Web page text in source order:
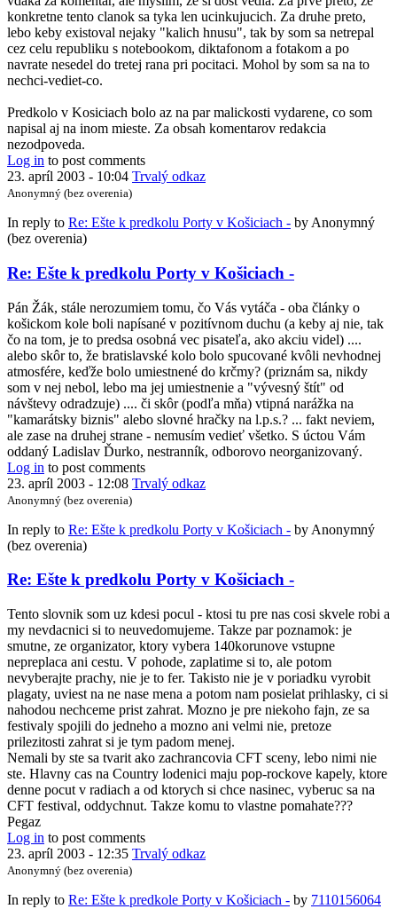
konkretne tento clanok sa tyka len ucinkujucich. Za druhe preto,
lebo keby existoval nejaky "kalich hnusu", tak by som sa netrepal
cez celu republiku s notebookom, diktafonom a fotakom a po
navrate nesedel do tretej rana pri pocitaci. Mohol by som sa na to
nechci-vediet-co.
Predkolo v Kosiciach bolo az na par malickosti vydarene, co som
napisal aj na inom mieste. Za obsah komentarov redakcia
nezodpoveda.
Log in to post comments
23. apríl 2003 - 10:04 Trvalý odkaz
Anonymný (bez overenia)
In reply to Re: Ešte k predkolu Porty v Košiciach - by Anonymný
(bez overenia)
Re: Ešte k predkolu Porty v Košiciach -
Pán Žák, stále nerozumiem tomu, čo Vás vytáča - oba články o
košickom kole boli napísané v pozitívnom duchu (a keby aj nie, tak
čo na tom, je to predsa osobná vec pisateľa, ako akciu videl) ....
alebo skôr to, že bratislavské kolo bolo spucované kvôli nevhodnej
atmosfére, keďže bolo umiestnené do krčmy? (priznám sa, nikdy
som v nej nebol, lebo ma jej umiestnenie a "vývesný štít" od
návštevy odradzuje) .... či skôr (podľa mňa) vtipná narážka na
"kamarátsky biznis" alebo slovné hračky na l.p.s.? ... fakt neviem,
ale zase na druhej strane - nemusím vedieť všetko. S úctou Vám
oddaný Ladislav Ďurko, nestranník, odborovo neorganizovaný.
Log in to post comments
23. apríl 2003 - 12:08 Trvalý odkaz
Anonymný (bez overenia)
In reply to Re: Ešte k predkolu Porty v Košiciach - by Anonymný
(bez overenia)
Re: Ešte k predkolu Porty v Košiciach -
Tento slovnik som uz kdesi pocul - ktosi tu pre nas cosi skvele robi a
my nevdacnici si to neuvedomujeme. Takze par poznamok: je
smutne, ze organizator, ktory vybera 140korunove vstupne
nepreplaca ani cestu. V pohode, zaplatime si to, ale potom
nevyberajte prachy, nie je to fer. Takisto nie je v poriadku vyrobit
plagaty, uviest na ne nase mena a potom nam posielat prihlasky, ci si
nahodou nechceme prist zahrat. Mozno je pre niekoho fajn, ze sa
festivaly spojili do jedneho a mozno ani velmi nie, pretoze
prilezitosti zahrat si je tym padom menej.
Nemali by ste sa tvarit ako zachrancovia CFT sceny, lebo nimi nie
ste. Hlavny cas na Country lodenici maju pop-rockove kapely, ktore
denne pocut v radiach a od ktorych si chce nasinec, vyberuc sa na
CFT festival, oddychnut. Takze komu to vlastne pomahate???
Pegaz
Log in to post comments
23. apríl 2003 - 12:35 Trvalý odkaz
Anonymný (bez overenia)
In reply to Re: Ešte k predkole Porty v Košiciach - by 7110156064